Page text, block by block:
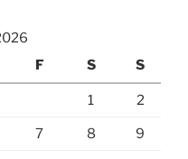
F S S
1 2
7 8 9